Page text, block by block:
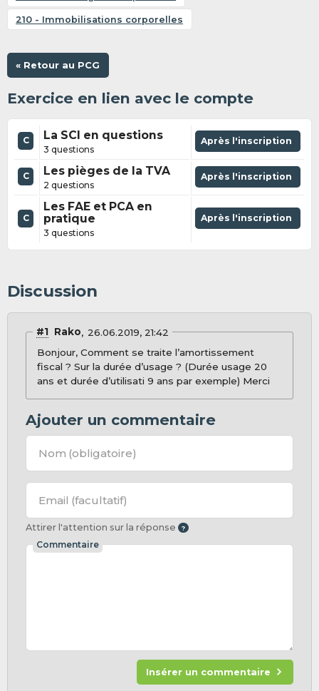
210 - Immobilisations corporelles
« Retour au PCG
Exercice en lien avec le compte
C La SCI en questions
3 questions
Après l'inscription
C Les pièges de la TVA
2 questions
Après l'inscription
C
Les FAE et PCA en
pratique
3 questions
Après l'inscription
Discussion
#1 Rako
26.06.2019, 21:42
Bonjour, Comment se traite l’amortissement
fiscal ? Sur la durée d’usage ? (Durée usage 20
ans et durée d’utilisati 9 ans par exemple) Merci
Ajouter un commentaire
Nom (obligatoire)
Email (facultatif)
Attirer l'attention sur la réponse
Commentaire
Insérer un commentaire